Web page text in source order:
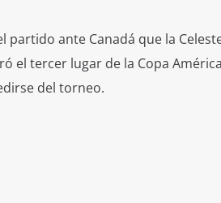
ante Canadá que la
el tercer lugar de la Copa
del torneo.